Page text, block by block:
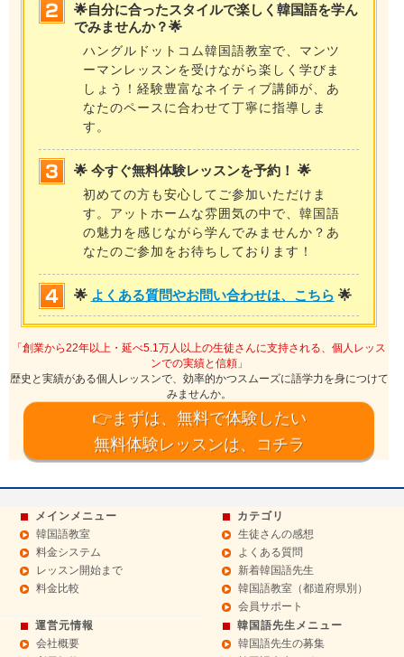
🌟自分に合ったスタイルで楽しく韓国語を学ん
でみませんか？🌟
ハングルドットコム韓国語教室で、マンツ
ーマンレッスンを受けながら楽しく学びま
しょう！経験豊富なネイティブ講師が、あ
なたのペースに合わせて丁寧に指導しま
す。
🌟 今すぐ無料体験レッスンを予約！ 🌟
初めての方も安心してご参加いただけま
す。アットホームな雰囲気の中で、韓国語
の魅力を感じながら学んでみませんか？あ
なたのご参加をお待ちしております！
🌟 よくある質問やお問い合わせは、こちら 🌟
「創業から22年以上・延べ5.1万人以上の生徒さんに支持される、個人レッス
ンでの実績と信頼」
歴史と実績がある個人レッスンで、効率的かつスムーズに語学力を身につけて
みませんか。
👉まずは、無料で体験したい
無料体験レッスンは、コチラ
メインメニュー
韓国語教室
料金システム
レッスン開始まで
料金比較
カテゴリ
生徒さんの感想
よくある質問
新着韓国語先生
韓国語教室（都道府県別）
会員サポート
運営元情報
会社概要
韓国語先生メニュー
韓国語先生の募集